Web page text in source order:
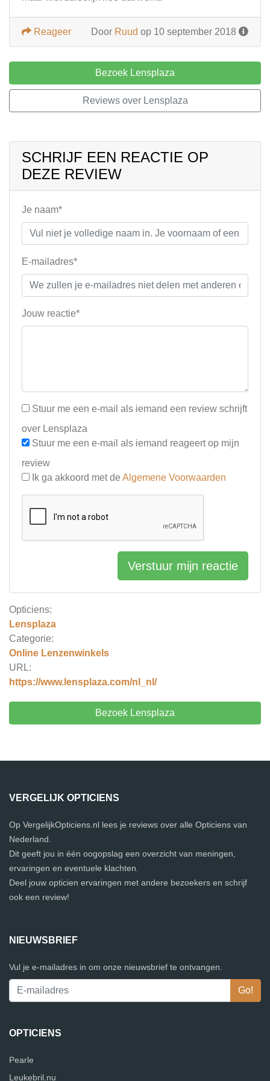
Opticiens:
Lensplaza
Categorie:
Online Lenzenwinkels
URL:
https://www.lensplaza.com/nl_nl/
Bezoek Lensplaza
Door Ruud op 10 september 2018
Reageer
Bezoek Lensplaza
Reviews over Lensplaza
SCHRIJF EEN REACTIE OP
DEZE REVIEW
Je naam*
E-mailadres*
Jouw reactie*
Stuur me een e-mail als iemand een review schrijft
over Lensplaza
Stuur me een e-mail als iemand reageert op mijn
review
Ik ga akkoord met de Algemene Voorwaarden
Verstuur mijn reactie
VERGELIJK OPTICIENS
Op VergelijkOpticiens.nl lees je reviews over alle Opticiens van
Nederland.
Dit geeft jou in één oogopslag een overzicht van meningen,
ervaringen en eventuele klachten.
Deel jouw opticien ervaringen met andere bezoekers en schrijf
ook een review!
NIEUWSBRIEF
Vul je e-mailadres in om onze nieuwsbrief te ontvangen.
OPTICIENS
Pearle
Leukebril.nu